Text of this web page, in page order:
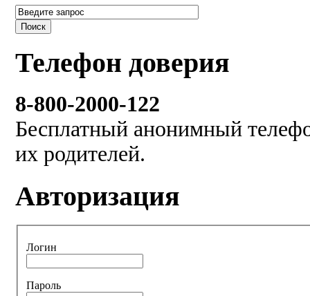
Телефон доверия
8-800-2000-122
Бесплатный анонимный
их родителей.
Авторизация
Логин
Пароль